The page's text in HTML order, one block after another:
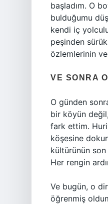
başladım. O
bulduğumu
kendi iç
peşinden
özlemlerinin ve
VE SONRA
O günden
bir köyün
fark ettim.
köşesine
kültürünün
Her rengin
Ve bugün, o
öğrenmiş